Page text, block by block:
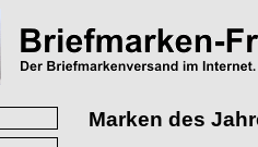
Marken des